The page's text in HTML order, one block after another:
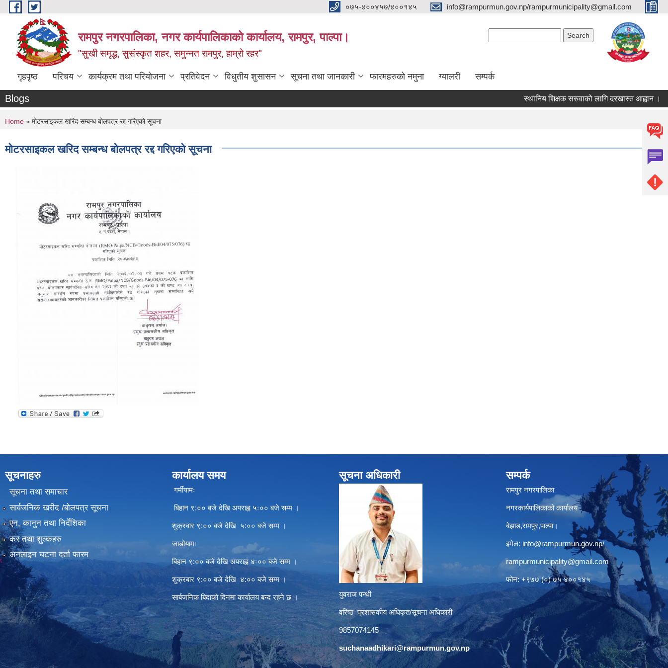
Skip to main content ०७५-४००४५७/४००१४५ info@rampurmun.gov.np/rampurmunicipality@gmail.com
रामपुर नगरपालिका, नगर कार्यपालिकाको कार्यालय, रामपुर, पाल्पा।
"सुखी समृद्ध, सुसंस्कृत शहर, समुन्नत रामपुर, हाम्रो रहर"
गृहपृष्ठ परिचय कार्यक्रम तथा परियोजना प्रतिवेदन विधुतीय शुसासन सूचना तथा जानकारी फारमहरुको नमुना ग्यालरी सम्पर्क
Blogs स्थानिय शिक्षक सरुवाको लागि दरखास्त आह्वान ।
You are here
Home » मोटरसाइकल खरिद सम्बन्ध बोलपत्र रद्द गरिएको सूचना
मोटरसाइकल खरिद सम्बन्ध बोलपत्र रद्द गरिएको सूचना
सूचनाहरु
सूचना तथा समाचार
सार्वजनिक खरीद /बोलपत्र सूचना
एन, कानुन तथा निर्देशिका
कर तथा शुल्कहरु
अनलाइन घटना दर्ता फारम
कार्यालय समय
गर्मीयामः
बिहान ९:०० बजे देखि अपराह्न ५ः०० बजे सम्म ।
शुक्रबार ९:०० बजे देखि ५:०० बजे सम्म ।
जाडोयामः
बिहान ९:०० बजे देखि अपराह्न ४ः०० बजे सम्म ।
शुक्रबार ९:०० बजे देखि ४:०० बजे सम्म ।
सार्बजनिक बिदाको दिनमा कार्यालय बन्द रहने छ ।
सूचना अधिकारी
युवराज पन्थी
वरिष्ठ प्रशासकीय अधिकृत/सूचना अधिकारी
9857074145
suchanaadhikari@rampurmun.gov.np
सम्पर्क
रामपुर नगरपालिका
नगरकार्यपालिकाको कार्यालय
बेझाड,रामपुर,पाल्पा।
इमेल: info@rampurmun.gov.np/
rampurmunicipality@gmail.com
फोन: +९७७ (०) ७५ ४००१४५